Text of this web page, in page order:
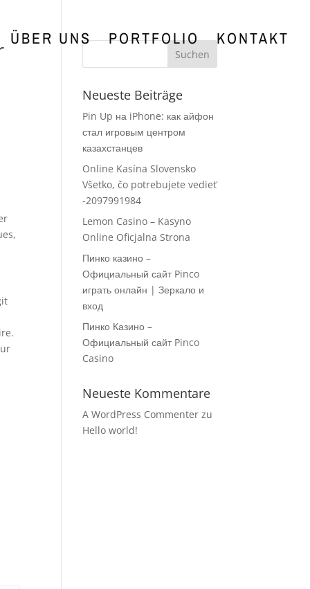
ÜBER UNS PORTFOLIO KONTAKT
Neueste Beiträge
Pin Up на iPhone: как айфон
стал игровым центром
казахстанцев
Online Kasína Slovensko
Všetko, čo potrebujete vedieť
-2097991984
Lemon Casino – Kasyno
Online Oficjalna Strona
Пинко казино –
Официальный сайт Pinco
играть онлайн | Зеркало и
вход
Пинко Казино –
Официальный сайт Pinco
Casino
Neueste Kommentare
A WordPress Commenter zu
Hello world!